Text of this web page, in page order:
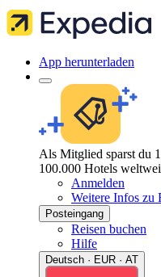
App herunterladen
Als Mitglied sparst du
100.000 Hotels
Anmelden
Weitere Infos zu
Posteingang
Reisen buchen
Hilfe
Deutsch · EUR · AT